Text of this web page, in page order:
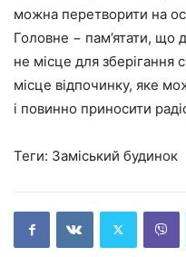
можна перетворити на
Головне − пам’ятати, що
не місце для зберігання
місце відпочинку, яке
і повинно приносити
Теги: Заміський будинок